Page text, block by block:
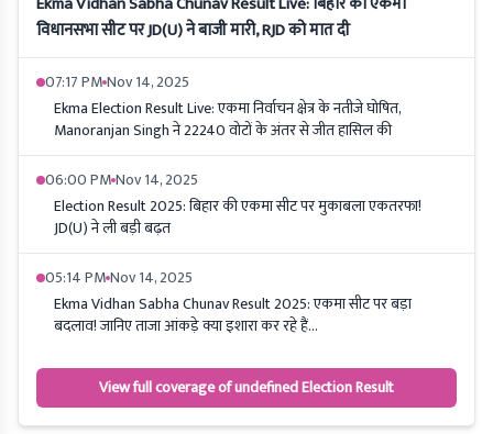
विधानसभा सीट पर JD(U) ने बाजी मारी, RJD को मात दी
07:17 PMNov 14, 2025
Ekma Election Result Live: एकमा निर्वाचन क्षेत्र के नतीजे घोषित,
Manoranjan Singh ने 22240 वोटों के अंतर से जीत हासिल की
06:00 PMNov 14, 2025
Election Result 2025: बिहार की एकमा सीट पर मुकाबला एकतरफा!
JD(U) ने ली बड़ी बढ़त
05:14 PMNov 14, 2025
Ekma Vidhan Sabha Chunav Result 2025: एकमा सीट पर बड़ा
बदलाव! जानिए ताजा आंकड़े क्या इशारा कर रहे हैं...
View full coverage of undefined Election Result